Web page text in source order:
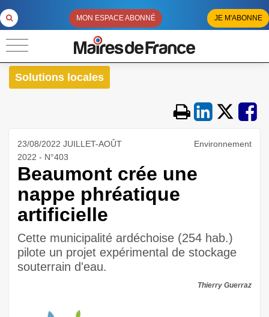
MON ESPACE ABONNÉ JE M'ABONNE
Solutions locales
23/08/2022 JUILLET-AOÛT
2022 - N°403
Environnement
Beaumont crée une
nappe phréatique
artificielle
Cette municipalité ardéchoise (254 hab.)
pilote un projet expérimental de stockage
souterrain d'eau.
Thierry Guerraz